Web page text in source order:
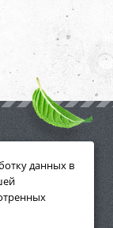
данных в